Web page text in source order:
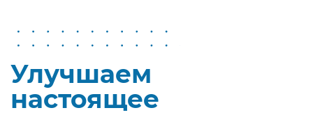
Улучшаем
настоящее